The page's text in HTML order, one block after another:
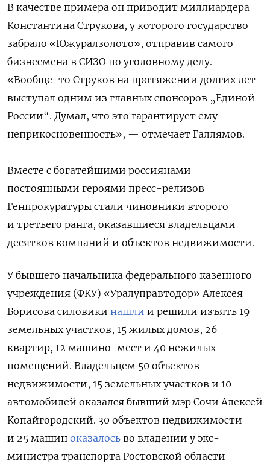
В качестве примера он приводит миллиардера
Константина Струкова, у которого государство
забрало «Южуралзолото», отправив самого
бизнесмена в СИЗО по уголовному делу.
«Вообще-то Струков на протяжении долгих лет
выступал одним из главных спонсоров „Единой
России“. Думал, что это гарантирует ему
неприкосновенность», — отмечает Галлямов.
Вместе с богатейшими россиянами
постоянными героями пресс-релизов
Генпрокуратуры стали чиновники второго
и третьего ранга, оказавшиеся владельцами
десятков компаний и объектов недвижимости.
У бывшего начальника федерального казенного
учреждения (ФКУ) «Уралуправтодор» Алексея
Борисова силовики нашли и решили изъять 19
земельных участков, 15 жилых домов, 26
квартир, 12 машино-мест и 40 нежилых
помещений. Владельцем 50 объектов
недвижимости, 15 земельных участков и 10
автомобилей оказался бывший мэр Сочи Алексей
Копайгородский. 30 объектов недвижимости
и 25 машин оказалось во владении у экс-
министра транспорта Ростовской области